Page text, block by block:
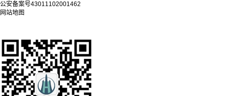
公安备案号43011102001462
网站地图